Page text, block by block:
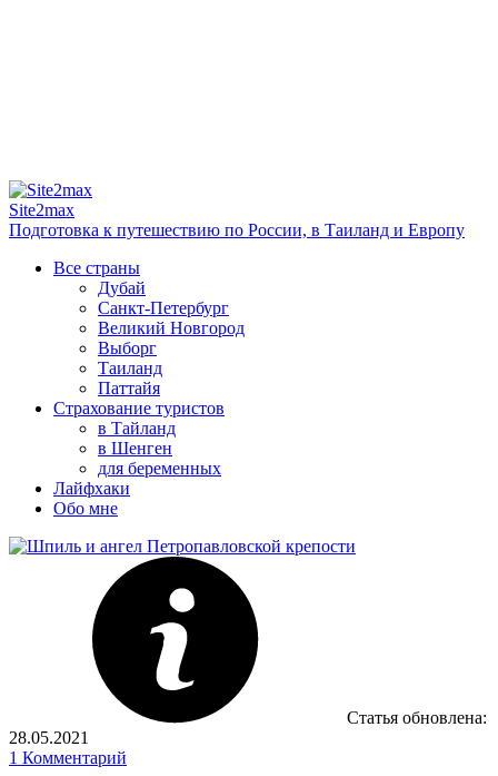
Site2max
Подготовка к путешествию по России, в Таиланд и Европу
Все страны
Дубай
Санкт-Петербург
Великий Новгород
Выборг
Таиланд
Паттайя
Страхование туристов
в Тайланд
в Шенген
для беременных
Лайфхаки
Обо мне
Статья обновлена:
28.05.2021
1 Комментарий